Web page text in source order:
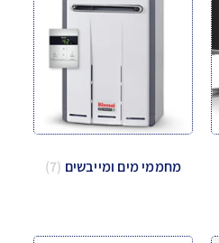
מחממי מים ומייבשים (7)